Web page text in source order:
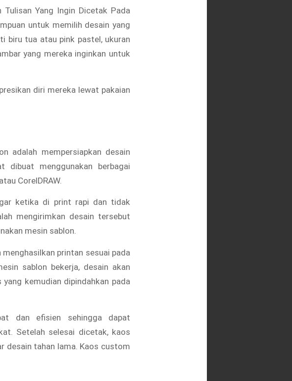
Tulisan Yang Ingin Dicetak Pada
untuk memilih desain yang
biru tua atau pink pastel, ukuran
yang mereka inginkan untuk
diri mereka lewat pakaian
adalah mempersiapkan desain
dibuat menggunakan berbagai
CorelDRAW.
ketika di print rapi dan tidak
mengirimkan desain tersebut
mesin sablon.
printan sesuai pada
sablon bekerja, desain akan
kemudian dipindahkan pada
dan efisien sehingga dapat
Setelah selesai dicetak, kaos
desain tahan lama. Kaos custom